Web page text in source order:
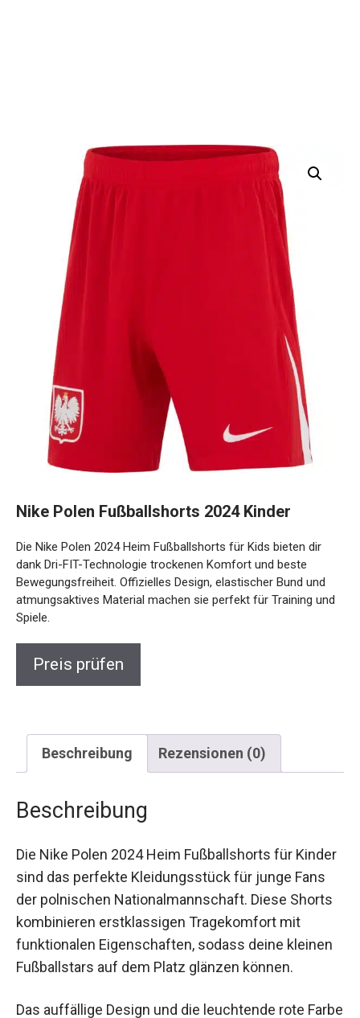
dank Dri-FIT-Technologie trockenen Komfort und beste
Bewegungsfreiheit. Offizielles Design, elastischer Bund und
atmungsaktives Material machen sie perfekt für Training
und Spiele.
Beschreibung Rezensionen (0)
Beschreibung
Kinder sind das perfekte Kleidungsstück für
junge Fans der polnischen Nationalmannschaft.
Diese Shorts kombinieren erstklassigen
Tragekomfort mit funktionalen Eigenschaften,
sodass deine kleinen Fußballstars auf dem Platz
glänzen können.